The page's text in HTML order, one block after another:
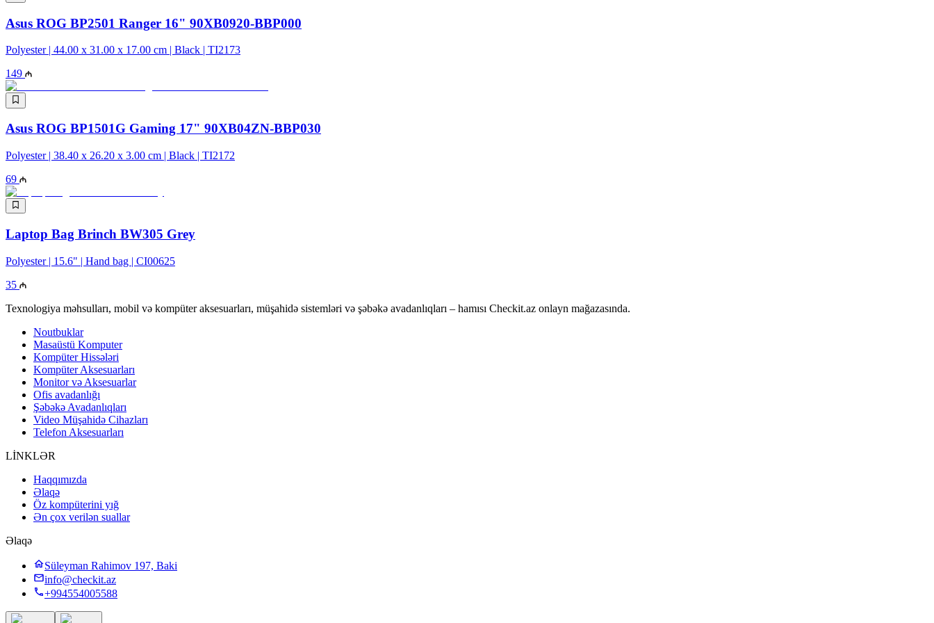
Asus ROG BP2501 Ranger 16" 90XB0920-BBP000
Polyester | 44.00 x 31.00 x 17.00 cm | Black | TI2173
149
Asus ROG BP1501G Gaming 17" 90XB04ZN-BBP030
Polyester | 38.40 x 26.20 x 3.00 cm | Black | TI2172
69
Laptop Bag Brinch BW305 Grey
Polyester | 15.6" | Hand bag | CI00625
35
Texnologiya məhsulları, mobil və kompüter aksesuarları, müşahidə sistemləri və şəbəkə avadanlıqları – hamısı Checkit.az onlayn mağazasında.
Noutbuklar
Masaüstü Komputer
Kompüter Hissələri
Kompüter Aksesuarları
Monitor və Aksesuarlar
Ofis avadanlığı
Şəbəkə Avadanlıqları
Video Müşahidə Cihazları
Telefon Aksesuarları
LİNKLƏR
Haqqımızda
Əlaqə
Öz kompüterini yığ
Ən çox verilən suallar
Əlaqə
Süleyman Rahimov 197, Baki
info@checkit.az
+994554005588